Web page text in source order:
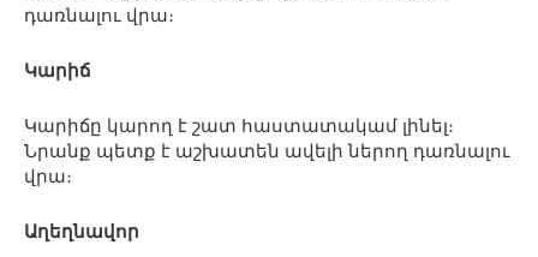
դառնալու վրա։
Կարիճ
Կարիճը կարող է շատ հաստատակամ լինել։
Նրանք պետք է աշխատեն ավելի ներող դառնալու
վրա։
Աղեղնավոր